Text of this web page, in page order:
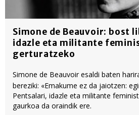
Simone de Beauvoir: bost
idazle eta militante
gerturatzeko
Simone de Beauvoir esaldi baten
bereziki: «Emakume ez da jaiotzen:
Pentsalari, idazle eta militante
gaurkoa da oraindik ere.